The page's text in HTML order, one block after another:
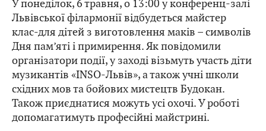
У понеділок, 6 травня, о 13:00 у конференц-залі
Львівської філармонії відбудеться майстер
клас-для дітей з виготовлення маків – символів
Дня пам’яті і примирення. Як повідомили
організатори події, у заході візьмуть участь діти
музикантів «INSO-Львів», а також учні школи
східних мов та бойових мистецтв Будокан.
Також приєднатися можуть усі охочі. У роботі
допомагатимуть професійні майстрині.